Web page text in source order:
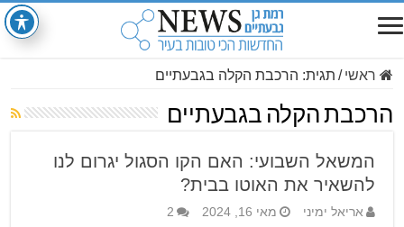
ראשי / תגית: הרכבת הקלה בגבעתיים
הרכבת הקלה בגבעתיים
המשאל השבועי: האם הקו הסגול יגרום לנו
להשאיר את האוטו בבית?
אריאל ימיני מאי 16, 2024 2